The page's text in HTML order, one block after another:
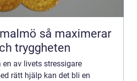
maximerar
tryggheten
av livets stressigare
rätt hjälp kan det bli en